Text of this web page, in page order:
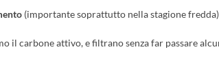
(importante soprattutto nella stagione
il carbone attivo, e filtrano senza far passare